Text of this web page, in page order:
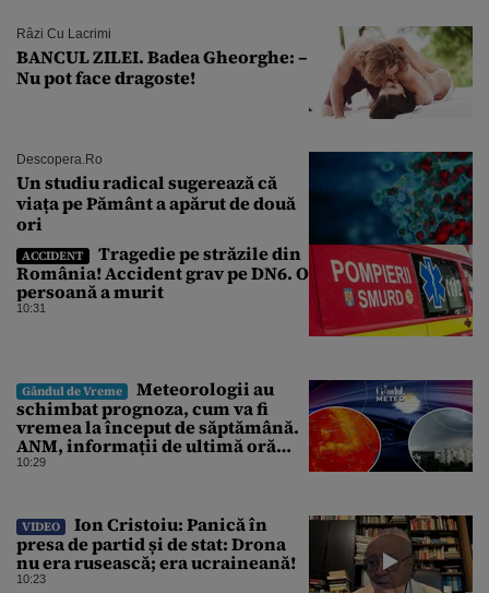
Râzi Cu Lacrimi
BANCUL ZILEI. Badea Gheorghe: –
Nu pot face dragoste!
Descopera.ro
Un studiu radical sugerează că
viața pe Pământ a apărut de două
ori
ACCIDENT
Tragedie pe străzile din
România! Accident grav pe DN6. O
persoană a murit
10:31
Gândul de Vreme
Meteorologii au
schimbat prognoza, cum va fi
vremea la început de săptămână.
ANM, informații de ultimă oră
pentru Gândul
10:29
VIDEO
Ion Cristoiu: Panică în
presa de partid și de stat: Drona
nu era rusească; era ucraineană!
10:23